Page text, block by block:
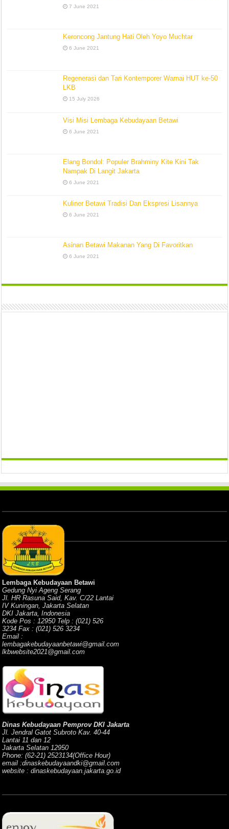
7 June 2021
Keroncong Jantung Hati Oleh Yoyo Muchtar
6 June 2021
Regenerasi dan Tari Kontemporer Warnai HUT ke-50
LKB
15 July 2026
Visi Misi Lembaga Kebudayaan Betawi
6 June 2021
Elang Bondol: Populer Brahminy Kite Kini Tak
Nampak Di Langit Jakarta
6 June 2021
Kuliner Betawi Tradisi Dan Ekspresi Lisannya
6 June 2021
Asinan Betawi Makanan Yang Di Favoritkan
6 June 2021
Lembaga Kebudayaan Betawi
Gedung Nyi Ageng Serang
Jl. HR Rasuna Said, Kav. C/22 Lantai
IV Kuningan, Jakarta Selatan
DKI Jakarta, Indonesia
Kode Pos : 12950 Telp : (021) 526
3234 Fax : (021) 526 3234
Email :
lembagakebudayaanbetawi@gmail.com
lkbwebsite2021@gmail.com
Dinas Kebudayaan Pemprov DKI Jakarta
Jl. Jendral Gatot Subroto Kav. 40-44
Lantai 11 dan 12
Jakarta Selatan 12950
Phone: (62-21) 2523134(Office Hour)
email :dinaskebudayaandki@gmail.com
website : dinaskebudayaan.jakarta.go.id